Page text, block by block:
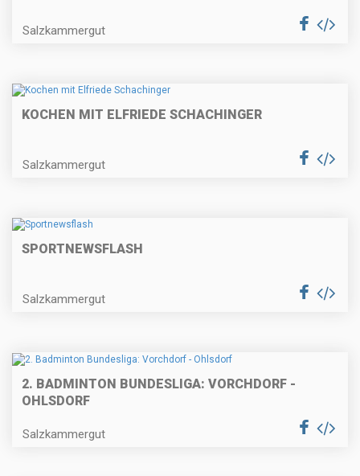
Salzkammergut
KOCHEN MIT ELFRIEDE SCHACHINGER
Salzkammergut
SPORTNEWSFLASH
Salzkammergut
2. BADMINTON BUNDESLIGA: VORCHDORF -
OHLSDORF
Salzkammergut